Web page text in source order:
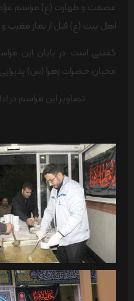
عصمت و طهارت (ع) مراسم
اهل بیت (ع) قبل از نماز مغرب و
گفتنی است در پایان این
محبان حضرات زهرا (س)
تصاویر این مراسم در